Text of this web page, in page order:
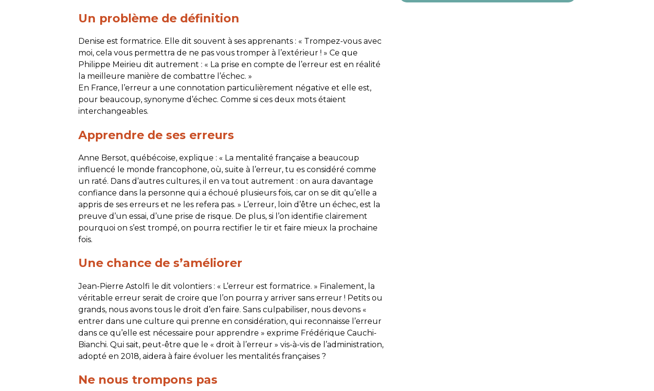
Un problème de définition
Denise est formatrice. Elle dit souvent à ses apprenants : « Trompez-vous avec
moi, cela vous permettra de ne pas vous tromper à l’extérieur ! » Ce que
Philippe Meirieu dit autrement : « La prise en compte de l’erreur est en réalité
la meilleure manière de combattre l’échec. »
En France, l’erreur a une connotation particulièrement négative et elle est,
pour beaucoup, synonyme d’échec. Comme si ces deux mots étaient
interchangeables.
Apprendre de ses erreurs
Anne Bersot, québécoise, explique : « La mentalité française a beaucoup
influencé le monde francophone, où, suite à l’erreur, tu es considéré comme
un raté. Dans d’autres cultures, il en va tout autrement : on aura davantage
confiance dans la personne qui a échoué plusieurs fois, car on se dit qu’elle a
appris de ses erreurs et ne les refera pas. » L’erreur, loin d’être un échec, est la
preuve d’un essai, d’une prise de risque. De plus, si l’on identifie clairement
pourquoi on s’est trompé, on pourra rectifier le tir et faire mieux la prochaine
fois.
Une chance de s’améliorer
Jean-Pierre Astolfi le dit volontiers : « L’erreur est formatrice. » Finalement, la
véritable erreur serait de croire que l’on pourra y arriver sans erreur ! Petits ou
grands, nous avons tous le droit d’en faire. Sans culpabiliser, nous devons «
entrer dans une culture qui prenne en considération, qui reconnaisse l’erreur
dans ce qu’elle est nécessaire pour apprendre » exprime Frédérique Cauchi-
Bianchi. Qui sait, peut-être que le « droit à l’erreur » vis-à-vis de l’administration,
adopté en 2018, aidera à faire évoluer les mentalités françaises ?
Ne nous trompons pas